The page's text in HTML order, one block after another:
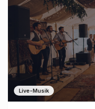
Live-Musik